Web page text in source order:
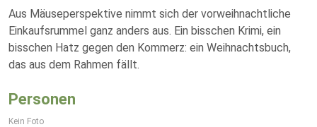
Aus Mäuseperspektive nimmt sich der vorweihnachtliche
Einkaufsrummel ganz anders aus. Ein bisschen Krimi, ein
bisschen Hatz gegen den Kommerz: ein Weihnachtsbuch,
das aus dem Rahmen fällt.
Personen
Kein Foto